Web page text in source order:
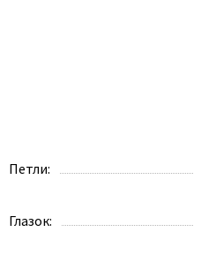
Петли:
Глазок: